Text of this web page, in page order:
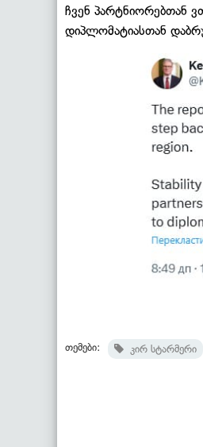
ჩვენ პარტნიორებთან
დიპლომატიასთან
თემები: კირ სტარმერი